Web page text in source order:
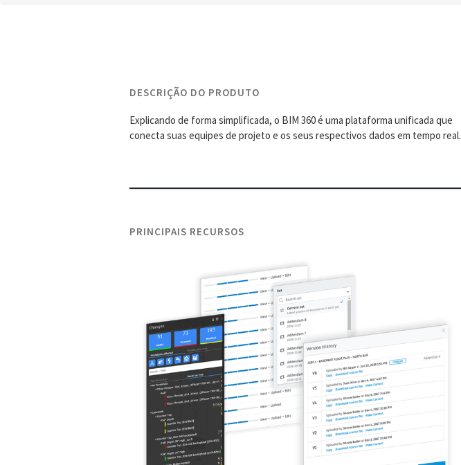
DESCRIÇÃO DO PRODUTO
Explicando de forma simplificada, o BIM 360 é uma plataforma unificada que
conecta suas equipes de projeto e os seus respectivos dados em tempo real.
PRINCIPAIS RECURSOS